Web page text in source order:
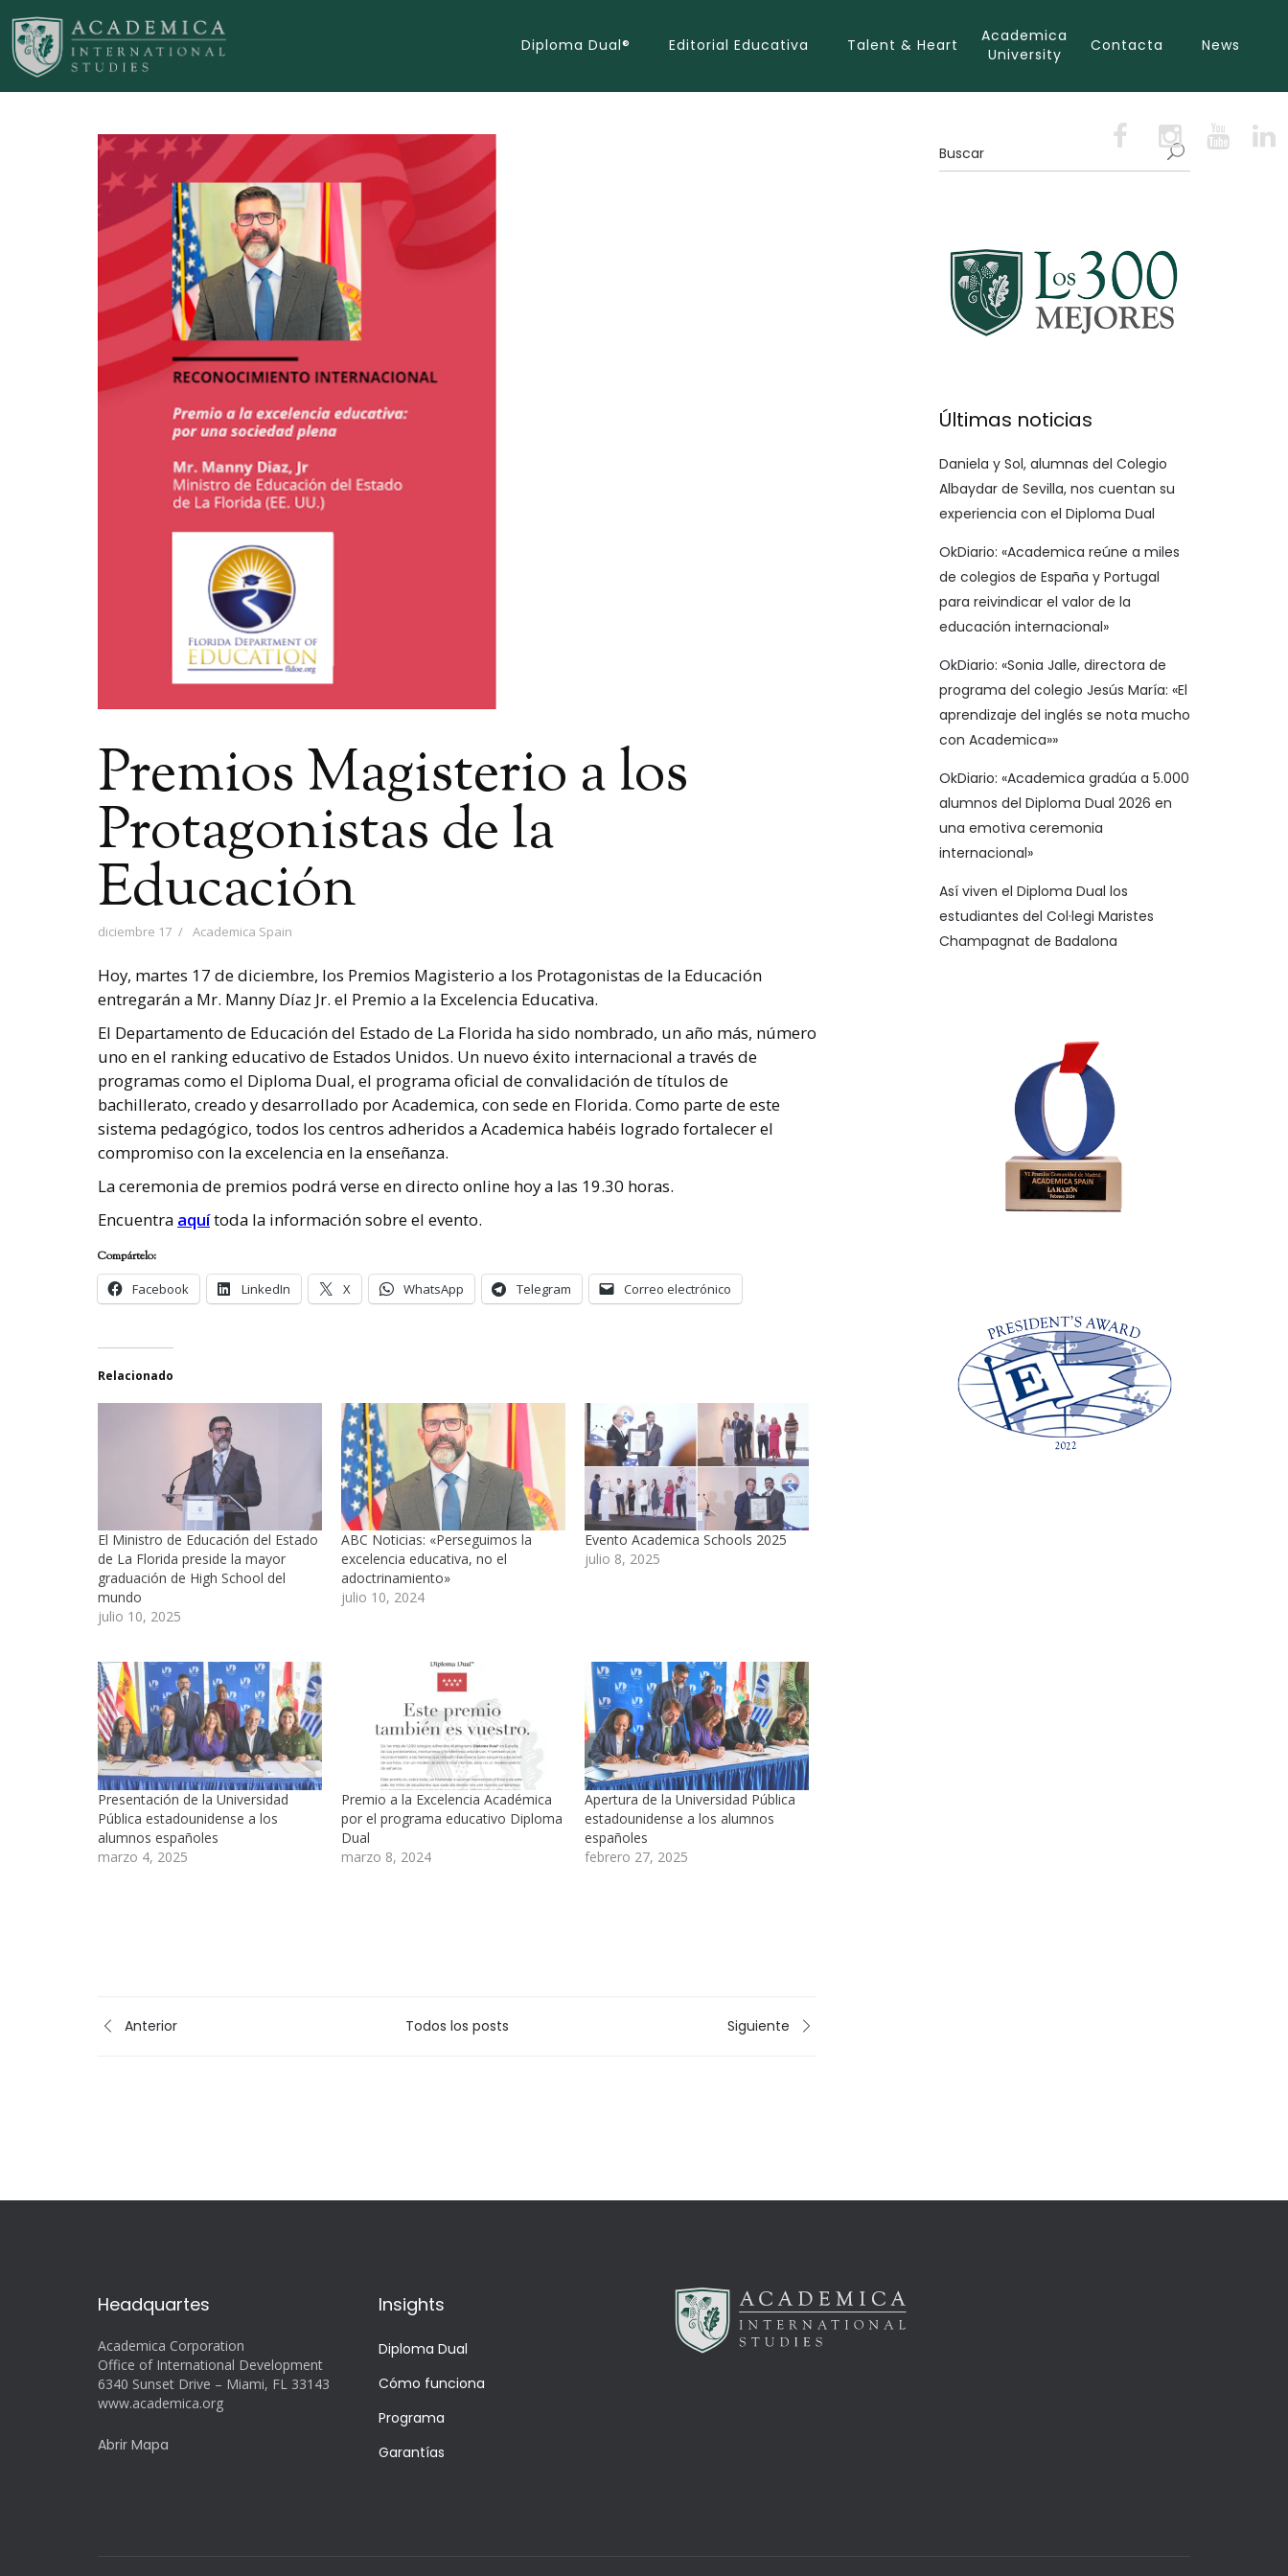
Diploma Dual® Editorial Educativa Talent & Heart
Academica
University
Contacta News
Premios Magisterio a los
Protagonistas de la
Educación
diciembre 17 Academica Spain
Hoy, martes 17 de diciembre, los Premios Magisterio a los Protagonistas de la Educación
entregarán a Mr. Manny Díaz Jr. el Premio a la Excelencia Educativa.
El Departamento de Educación del Estado de La Florida ha sido nombrado, un año más, número
uno en el ranking educativo de Estados Unidos. Un nuevo éxito internacional a través de
programas como el Diploma Dual, el programa oficial de convalidación de títulos de
bachillerato, creado y desarrollado por Academica, con sede en Florida. Como parte de este
sistema pedagógico, todos los centros adheridos a Academica habéis logrado fortalecer el
compromiso con la excelencia en la enseñanza.
La ceremonia de premios podrá verse en directo online hoy a las 19.30 horas.
Encuentra aquítoda la información sobre el evento.
Compártelo:
Facebook
LinkedIn X WhatsApp Telegram Correo electrónico
Relacionado
El Ministro de Educación del Estado
de La Florida preside la mayor
graduación de High School del
mundo
julio 10, 2025
ABC Noticias: «Perseguimos la
excelencia educativa, no el
adoctrinamiento»
julio 10, 2024
Evento Academica Schools 2025
julio 8, 2025
Presentación de la Universidad
Pública estadounidense a los
alumnos españoles
marzo 4, 2025
Premio a la Excelencia Académica
por el programa educativo Diploma
Dual
marzo 8, 2024
Apertura de la Universidad Pública
estadounidense a los alumnos
españoles
febrero 27, 2025
Anterior Todos los posts Siguiente
Últimas noticias
Daniela y Sol, alumnas del Colegio
Albaydar de Sevilla, nos cuentan su
experiencia con el Diploma Dual
OkDiario: «Academica reúne a miles
de colegios de España y Portugal
para reivindicar el valor de la
educación internacional»
OkDiario: «Sonia Jalle, directora de
programa del colegio Jesús María: «El
aprendizaje del inglés se nota mucho
con Academica»»
OkDiario: «Academica gradúa a 5.000
alumnos del Diploma Dual 2026 en
una emotiva ceremonia
internacional»
Así viven el Diploma Dual los
estudiantes del Col·legi Maristes
Champagnat de Badalona
Headquartes
Academica Corporation
Office of International Development
6340 Sunset Drive – Miami, FL 33143
www.academica.org
Abrir Mapa
Insights
Diploma Dual
Cómo funciona
Programa
Garantías